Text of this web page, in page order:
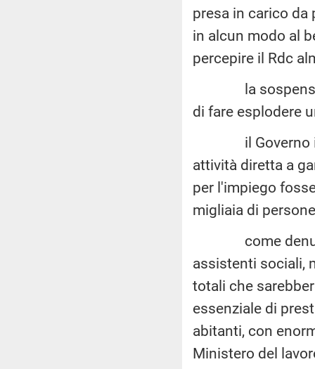
presa in carico da
in alcun modo al
percepire il Rdc
la
di fare esplodere
il Governo in
attività diretta a
per l'impiego
migliaia di
come
assistenti sociali,
totali che
essenziale di
abitanti, con
Ministero del